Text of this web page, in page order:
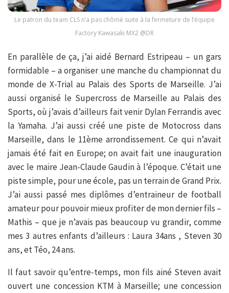
Le patron du team CLS n’a pas chômé suite à la fermeture de l’équipe
Factory Kawasaki MX2 @DR
En parallèle de ça, j’ai aidé Bernard Estripeau – un gars
formidable – a organiser une manche du championnat du
monde de X-Trial au Palais des Sports de Marseille. J’ai
aussi organisé le Supercross de Marseille au Palais des
Sports, où j’avais d’ailleurs fait venir Dylan Ferrandis avec
la Yamaha. J’ai aussi créé une piste de Motocross dans
Marseille, dans le 11ème arrondissement. Ce qui n’avait
jamais été fait en Europe; on avait fait une inauguration
avec le maire Jean-Claude Gaudin à l’époque. C’était une
piste simple, pour une école, pas un terrain de Grand Prix.
J’ai aussi passé mes diplômes d’entraineur de football
amateur pour pouvoir mieux profiter de mon dernier fils –
Mathis – que je n’avais pas beaucoup vu grandir, comme
mes 3 autres enfants d’ailleurs : Laura 34ans , Steven 30
ans, et Téo, 24 ans.
Il faut savoir qu’entre-temps, mon fils ainé Steven avait
ouvert une concession KTM à Marseille; une concession